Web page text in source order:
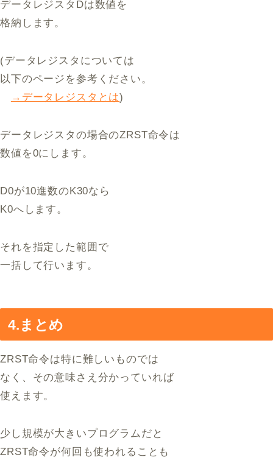
データレジスタDは数値を
格納します。
(データレジスタについては
以下のページを参考ください。
→データレジスタとは)
データレジスタの場合のZRST命令は
数値を0にします。
D0が10進数のK30なら
K0へします。
それを指定した範囲で
一括して行います。
4.まとめ
ZRST命令は特に難しいものでは
なく、その意味さえ分かっていれば
使えます。
少し規模が大きいプログラムだと
ZRST命令が何回も使われることも